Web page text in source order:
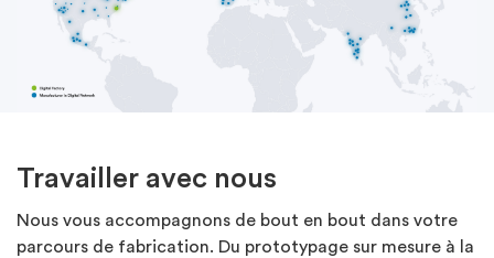
Travailler avec nous
Nous vous accompagnons de bout en bout dans votre
parcours de fabrication. Du prototypage sur mesure à la